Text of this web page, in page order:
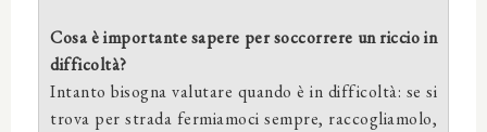
Cosa è importante sapere per soccorrere un riccio in
difficoltà?
Intanto bisogna valutare quando è in difficoltà: se si
trova per strada fermiamoci sempre, raccogliamolo,